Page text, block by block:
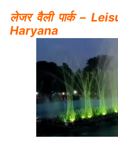
लेजर वैली पार्क –
Haryana